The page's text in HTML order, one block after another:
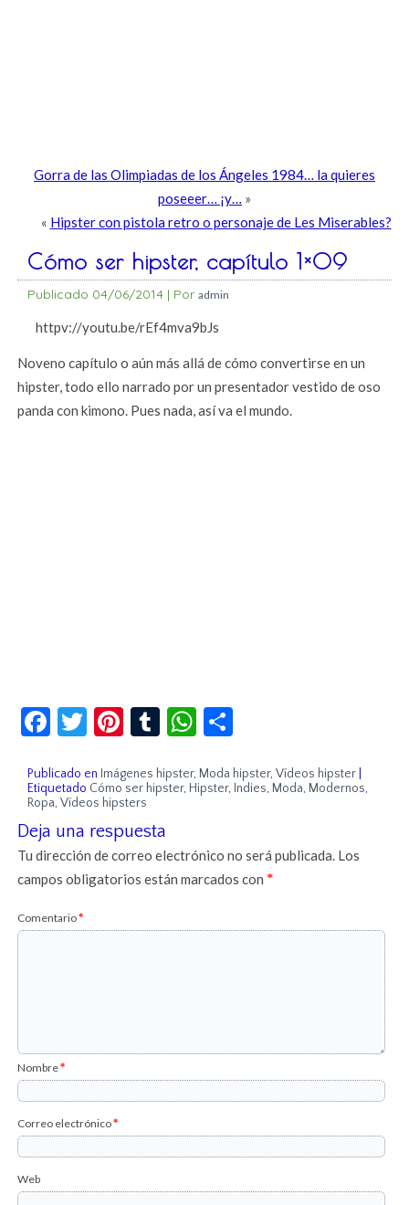
Gorra de las Olimpiadas de los Ángeles 1984… la quieres
poseeer… ¡y… »
« Hipster con pistola retro o personaje de Les Miserables?
Cómo ser hipster, capítulo 1×09
Publicado 04/06/2014 | Por admin
httpv://youtu.be/rEf4mva9bJs
Noveno capítulo o aún más allá de cómo convertirse en un
hipster, todo ello narrado por un presentador vestido de oso
panda con kimono. Pues nada, así va el mundo.
Facebook
Twitter
Pinterest
TumblrWhatsApp
Publicado en Imágenes hipster, Moda hipster,Vídeos hipster
Etiquetado Cómo ser hipster, Hipster, Indies, Moda, Modernos,
Ropa,Vídeos hipsters
Deja una respuesta
Tu dirección de correo electrónico no será publicada. Los
campos obligatorios están marcados con*
Comentario*
Nombre*
Correo electrónico*
Web